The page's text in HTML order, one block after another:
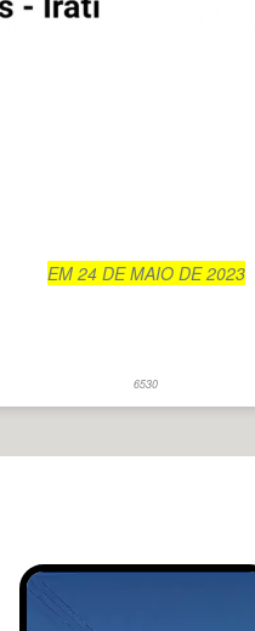
EM 24 DE MAIO DE 2023
6530